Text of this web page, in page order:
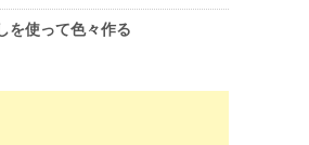
を使って色々作る